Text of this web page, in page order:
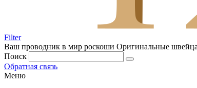
Filter
Ваш проводник в мир роскоши Оригинальные
Поиск
Обратная связь
Меню